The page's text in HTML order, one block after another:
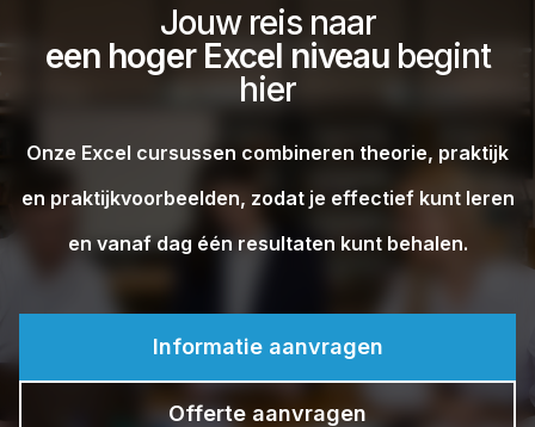
Jouw reis naar
een hoger Excel niveaubegint
hier
Onze Excel cursussen combineren theorie, praktijk
en praktijkvoorbeelden, zodat je effectief kunt leren
en vanaf dag één resultaten kunt behalen.
Informatie aanvragen
Offerte aanvragen